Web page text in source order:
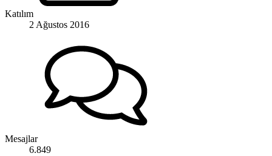
Katılım
2 Ağustos 2016
Mesajlar
6.849